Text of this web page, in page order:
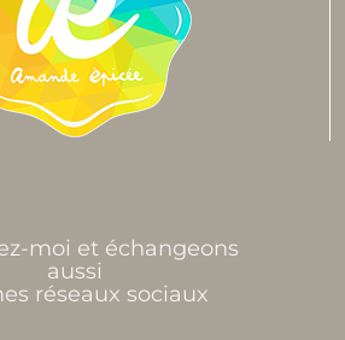
moi et échangeons
aussi
réseaux sociaux